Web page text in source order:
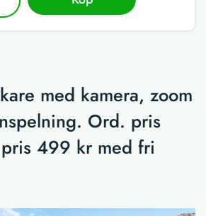
med kamera, zoom
Ord. pris
499 kr med fri